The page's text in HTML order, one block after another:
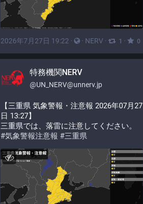
2026年7月27日 19:22 · · NERV · 1 · 0
特務機関NERV
@UN_NERV@unnerv.jp
【三重県 気象警報・注意報 2026年07月27
日 13:27】
三重県では、落雷に注意してください。
#気象警報注意報 #三重県